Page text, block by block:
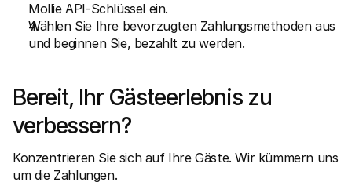
Mollie API-Schlüssel ein.
Wählen Sie Ihre bevorzugten Zahlungsmethoden aus
und beginnen Sie, bezahlt zu werden.
Bereit, Ihr Gästeerlebnis zu
verbessern?
Konzentrieren Sie sich auf Ihre Gäste. Wir kümmern uns
um die Zahlungen.